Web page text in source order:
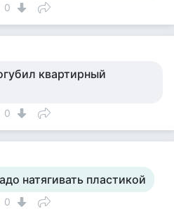
0
квартирный
0
натягивать пластикой
0